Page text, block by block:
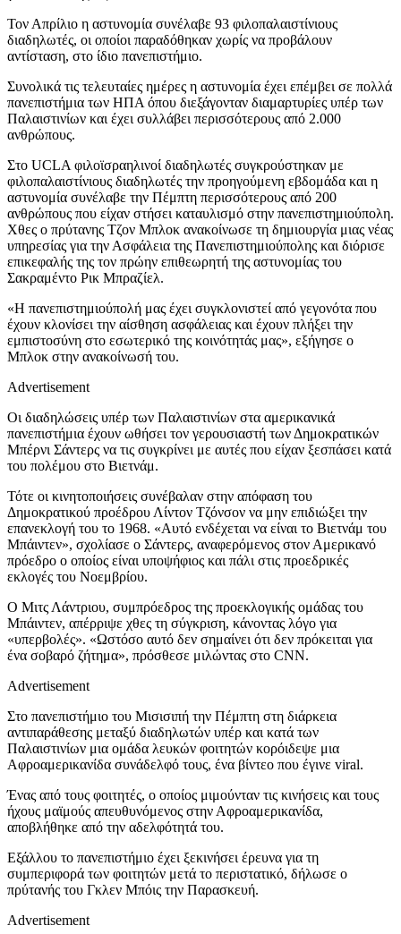
Τον Απρίλιο η αστυνομία συνέλαβε 93 φιλοπαλαιστίνιους
διαδηλωτές, οι οποίοι παραδόθηκαν χωρίς να προβάλουν
αντίσταση, στο ίδιο πανεπιστήμιο.
Συνολικά τις τελευταίες ημέρες η αστυνομία έχει επέμβει σε πολλά
πανεπιστήμια των ΗΠΑ όπου διεξάγονταν διαμαρτυρίες υπέρ των
Παλαιστινίων και έχει συλλάβει περισσότερους από 2.000
ανθρώπους.
Στο UCLA φιλοϊσραηλινοί διαδηλωτές συγκρούστηκαν με
φιλοπαλαιστίνιους διαδηλωτές την προηγούμενη εβδομάδα και η
αστυνομία συνέλαβε την Πέμπτη περισσότερους από 200
ανθρώπους που είχαν στήσει καταυλισμό στην πανεπιστημιούπολη.
Χθες ο πρύτανης Τζον Μπλοκ ανακοίνωσε τη δημιουργία μιας νέας
υπηρεσίας για την Ασφάλεια της Πανεπιστημιούπολης και διόρισε
επικεφαλής της τον πρώην επιθεωρητή της αστυνομίας του
Σακραμέντο Ρικ Μπραζίελ.
«Η πανεπιστημιούπολή μας έχει συγκλονιστεί από γεγονότα που
έχουν κλονίσει την αίσθηση ασφάλειας και έχουν πλήξει την
εμπιστοσύνη στο εσωτερικό της κοινότητάς μας», εξήγησε ο
Μπλοκ στην ανακοίνωσή του.
Advertisement
Οι διαδηλώσεις υπέρ των Παλαιστινίων στα αμερικανικά
πανεπιστήμια έχουν ωθήσει τον γερουσιαστή των Δημοκρατικών
Μπέρνι Σάντερς να τις συγκρίνει με αυτές που είχαν ξεσπάσει κατά
του πολέμου στο Βιετνάμ.
Τότε οι κινητοποιήσεις συνέβαλαν στην απόφαση του
Δημοκρατικού προέδρου Λίντον Τζόνσον να μην επιδιώξει την
επανεκλογή του το 1968. «Αυτό ενδέχεται να είναι το Βιετνάμ του
Μπάιντεν», σχολίασε ο Σάντερς, αναφερόμενος στον Αμερικανό
πρόεδρο ο οποίος είναι υποψήφιος και πάλι στις προεδρικές
εκλογές του Νοεμβρίου.
Ο Μιτς Λάντριου, συμπρόεδρος της προεκλογικής ομάδας του
Μπάιντεν, απέρριψε χθες τη σύγκριση, κάνοντας λόγο για
«υπερβολές». «Ωστόσο αυτό δεν σημαίνει ότι δεν πρόκειται για
ένα σοβαρό ζήτημα», πρόσθεσε μιλώντας στο CNN.
Advertisement
Στο πανεπιστήμιο του Μισισιπή την Πέμπτη στη διάρκεια
αντιπαράθεσης μεταξύ διαδηλωτών υπέρ και κατά των
Παλαιστινίων μια ομάδα λευκών φοιτητών κορόιδεψε μια
Αφροαμερικανίδα συνάδελφό τους, ένα βίντεο που έγινε viral.
Ένας από τους φοιτητές, ο οποίος μιμούνταν τις κινήσεις και τους
ήχους μαϊμούς απευθυνόμενος στην Αφροαμερικανίδα,
αποβλήθηκε από την αδελφότητά του.
Εξάλλου το πανεπιστήμιο έχει ξεκινήσει έρευνα για τη
συμπεριφορά των φοιτητών μετά το περιστατικό, δήλωσε ο
πρύτανής του Γκλεν Μπόις την Παρασκευή.
Advertisement